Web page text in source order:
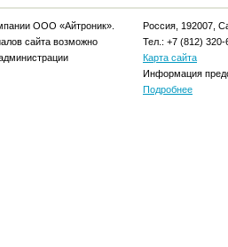
ООО «Айтроник».
сайта возможно
Россия, 192007,
Тел.: +7 (812) 320-
Карта сайта
Информация
Подробнее